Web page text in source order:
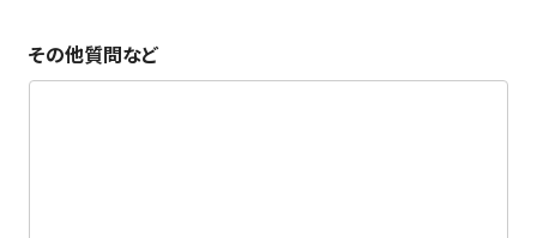
その他質問など